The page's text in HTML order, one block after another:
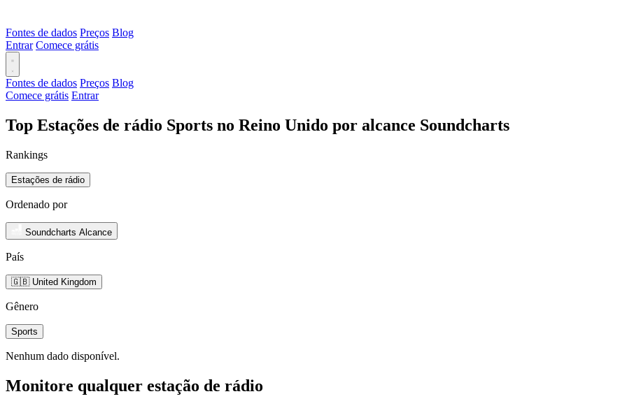
Fontes de dados Preços Blog
Entrar Comece grátis
Fontes de dados Preços Blog
Comece grátis Entrar
Top Estações de rádio Sports no Reino Unido por alcance Soundcharts
Rankings
Estações de rádio
Ordenado por
Soundcharts Alcance
País
🇬🇧 United Kingdom
Gênero
Sports
Nenhum dado disponível.
Monitore qualquer estação de rádio